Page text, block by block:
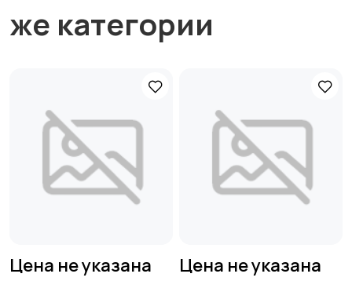
же категории
Цена не указана Цена не указана